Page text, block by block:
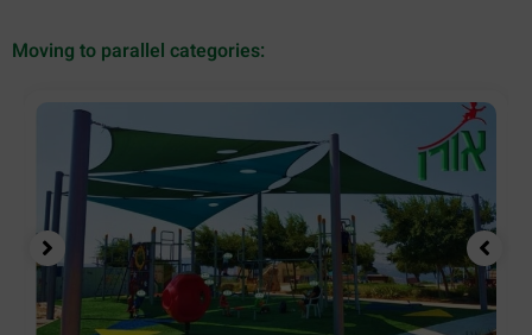
Moving to parallel categories: